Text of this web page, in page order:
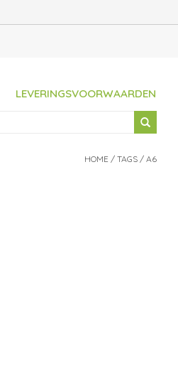
LEVERINGSVOORWAARDEN
HOME / TAGS / A6